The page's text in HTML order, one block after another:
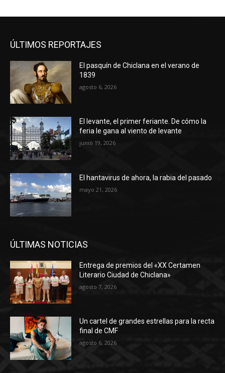
ÚLTIMOS REPORTAJES
El pasquín de Chiclana en el verano de
1839
agosto 6, 2026
El levante, el primer feriante. De cómo la
feria le gana al viento de levante
junio 19, 2026
El hantavirus de ahora, la rabia del pasado
mayo 21, 2026
ÚLTIMAS NOTICIAS
Entrega de premios del «XX Certamen
Literario Ciudad de Chiclana»
agosto 7, 2026
Un cartel de grandes estrellas para la recta
final de CMF
agosto 6, 2026